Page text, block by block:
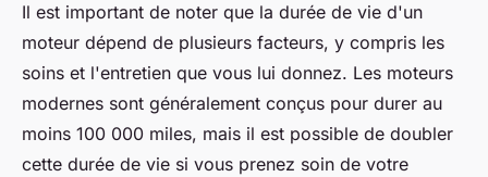
Il est important de noter que la durée de vie d'un
moteur dépend de plusieurs facteurs, y compris les
soins et l'entretien que vous lui donnez. Les moteurs
modernes sont généralement conçus pour durer au
moins 100 000 miles, mais il est possible de doubler
cette durée de vie si vous prenez soin de votre